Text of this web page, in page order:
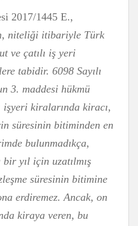
2017/1445 E.,
niteliği itibariyle Türk
ve çatılı iş yeri
tabidir. 6098 Sayılı
3. maddesi hükmü
işyeri kiralarında kiracı,
süresinin bitiminden en
bulunmadıkça,
yıl için uzatılmış
süresinin bitimine
erdiremez. Ancak, on
kiraya veren, bu